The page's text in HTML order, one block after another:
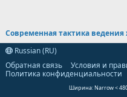
Современная тактика
Russian (RU)
Обратная связь
Условия и
Политика конфиденциальности
Ширина